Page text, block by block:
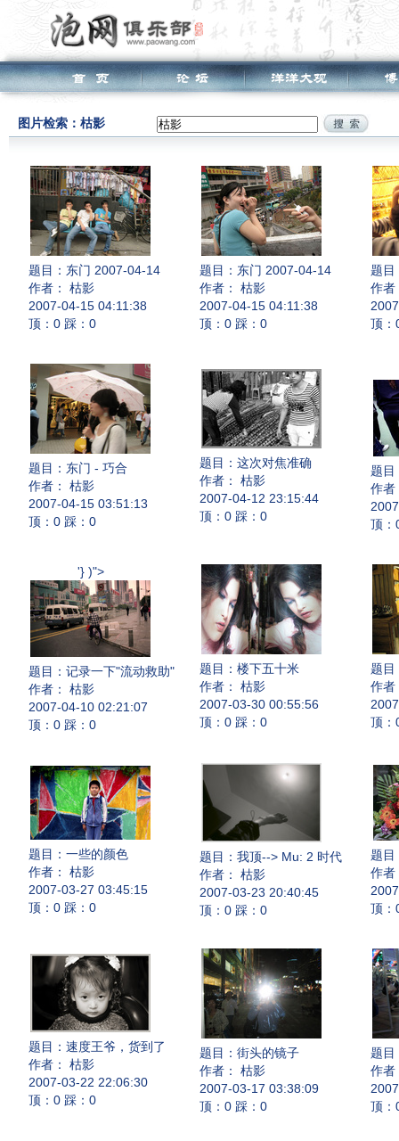
图片检索：枯影
题目： 东门 2007-04-14
作者： 枯影
2007-04-15 04:11:38
顶：0 踩：0
题目： 东门 2007-04-14
作者： 枯影
2007-04-15 04:11:38
顶：0 踩：0
题目
作者
顶：
题目： 东门 - 巧合
作者： 枯影
2007-04-15 03:51:13
顶：0 踩：0
题目： 这次对焦准确
作者： 枯影
2007-04-12 23:15:44
顶：0 踩：0
题目
作者
顶：
'} )">
题目： 记录一下"流动救助"
作者： 枯影
2007-04-10 02:21:07
顶：0 踩：0
题目： 楼下五十米
作者： 枯影
2007-03-30 00:55:56
顶：0 踩：0
题目
作者
顶：
题目： 一些的颜色
作者： 枯影
2007-03-27 03:45:15
顶：0 踩：0
题目： 我顶--> Mu: 2 时代
作者： 枯影
2007-03-23 20:40:45
顶：0 踩：0
题目
作者
顶：
题目： 速度王爷，货到了
作者： 枯影
2007-03-22 22:06:30
顶：0 踩：0
题目： 街头的镜子
作者： 枯影
2007-03-17 03:38:09
顶：0 踩：0
题目
作者
顶：